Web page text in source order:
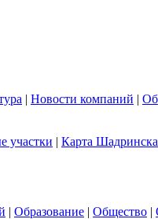
| Новости компаний |
участки | Карта Шадринска
| Образование | Общество |